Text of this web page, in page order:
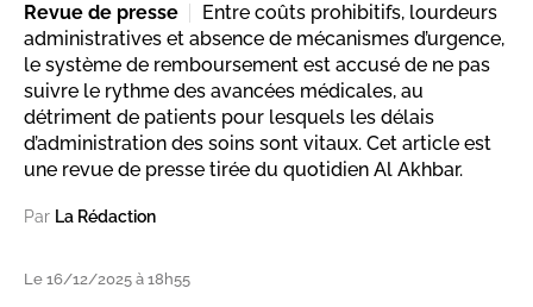
Revue de presse
Entre coûts prohibitifs, lourdeurs
administratives et absence de mécanismes d’urgence,
le système de remboursement est accusé de ne pas
suivre le rythme des avancées médicales, au
détriment de patients pour lesquels les délais
d’administration des soins sont vitaux. Cet article est
une revue de presse tirée du quotidien Al Akhbar.
Par La Rédaction
Le 16/12/2025 à 18h55